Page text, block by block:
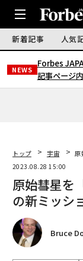
新着記事 人気
NEWS
Forbes
記事ページ
トップ 宇宙
原
2023.08.28 15:00
原始彗星を
の新ミッシ
Bruce